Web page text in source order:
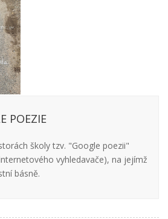
POEZIE
školy tzv. "Google poezii"
vyhledavače), na jejímž
básně.